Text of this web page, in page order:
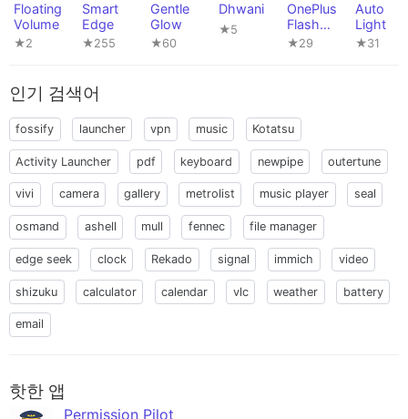
Floating
Volume
★2
Smart
Edge
★255
Gentle
Glow
★60
Dhwani
★5
OnePlus
Flash
Control
★29
Auto
Light
★31
인기 검색어
fossify launcher vpn music Kotatsu
Activity Launcher pdf keyboard newpipe outertune
vivi camera gallery metrolist music player seal
osmand ashell mull fennec file manager
edge seek clock Rekado signal immich video
shizuku calculator calendar vlc weather battery
email
핫한 앱
Permission Pilot